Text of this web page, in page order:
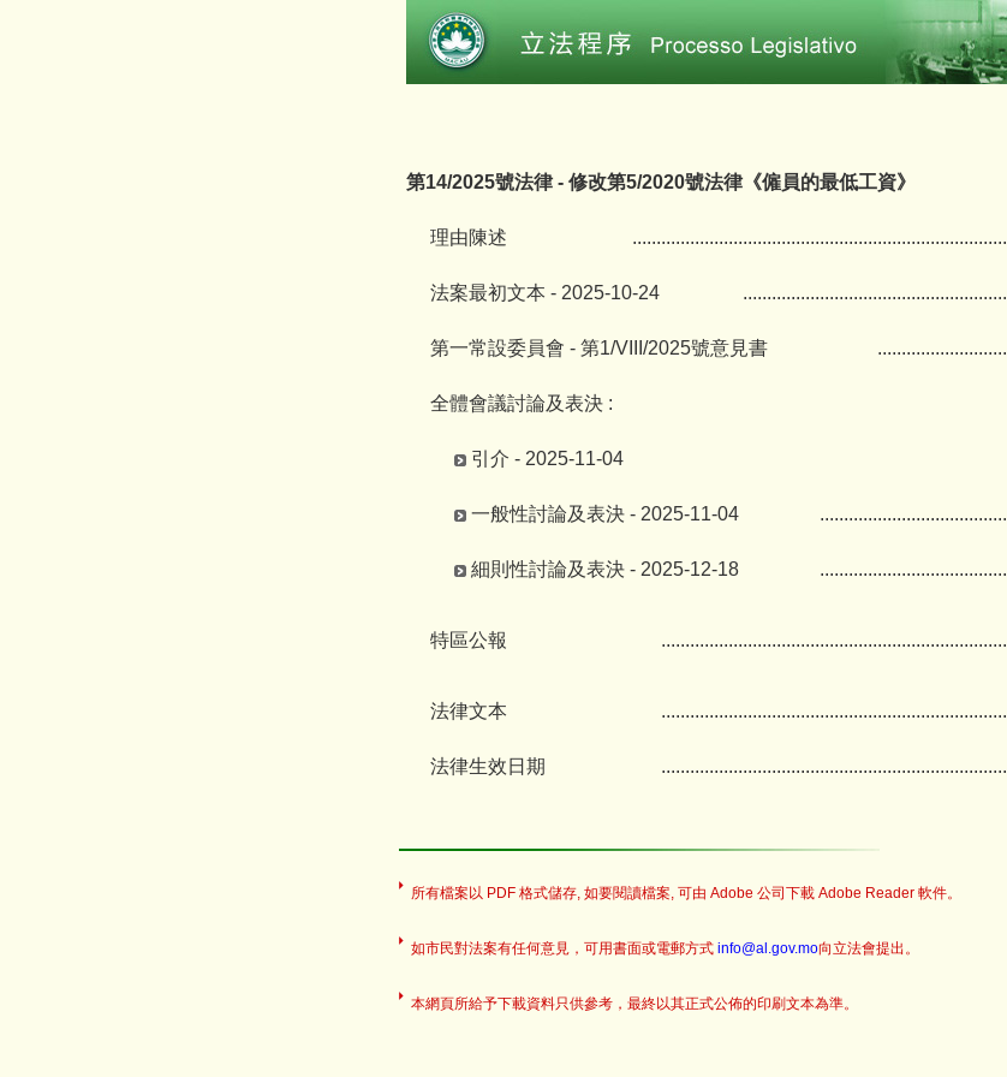
第14/2025號法律 - 修改第5/2020號法律《僱員的最低工資》
理由陳述 ..............................................................................
法案最初文本 - 2025-10-24 .......................................................
第一常設委員會 - 第1/VIII/2025號意見書 ...........................
全體會議討論及表決 :
引介 - 2025-11-04
一般性討論及表決 - 2025-11-04 .......................................
細則性討論及表決 - 2025-12-18 .......................................
特區公報 ........................................................................
法律文本 ........................................................................
法律生效日期 ........................................................................
所有檔案以 PDF 格式儲存, 如要閱讀檔案, 可由 Adobe 公司下載 Adobe Reader 軟件。
如市民對法案有任何意見，可用書面或電郵方式 info@al.gov.mo向立法會提出。
本網頁所給予下載資料只供參考，最終以其正式公佈的印刷文本為準。